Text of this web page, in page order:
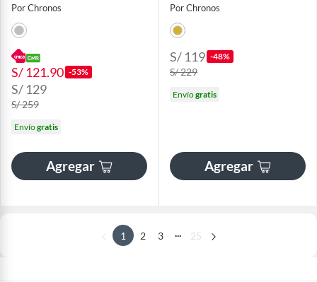
Por Chronos
S/ 121.90 -53%
S/ 129
S/ 259
Envíogratis
Agregar
Por Chronos
S/ 119 -48%
S/ 229
Envíogratis
Agregar
1 2 3 ... 25